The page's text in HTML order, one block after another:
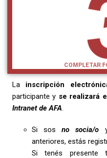
COMPLETAR
La inscripción
participante y se realizará
Intranet de AFA.
Si sosno socia/o
anteriores, estás
Si tenés presente